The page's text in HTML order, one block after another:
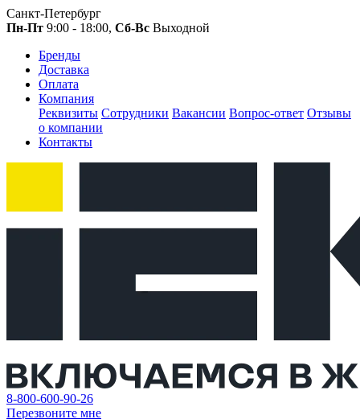
Санкт-Петербург
Пн-Пт 9:00 - 18:00, Сб-Вс Выходной
Бренды
Доставка
Оплата
Компания
Реквизиты Сотрудники Вакансии Вопрос-ответ Отзывы
о компании
Контакты
8-800-600-90-26
Перезвоните мне